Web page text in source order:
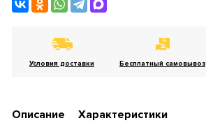
Условия доставки Бесплатный самовывоз
Описание Характеристики